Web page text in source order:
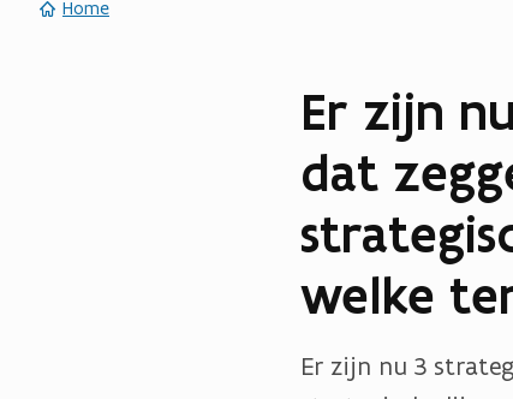
Home
Er zijn
dat
welke
Er zijn nu 3